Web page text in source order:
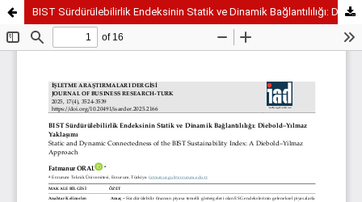
BIST Sürdürülebilirlik Endeksinin Statik ve Dinamik Bağlantılılığı: Diebold–Yılmaz Yaklaşımı